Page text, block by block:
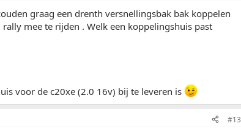
graag een drenth versnellingsbak bak koppelen
mee te rijden . Welk een koppelingshuis past
voor de c20xe (2.0 16v) bij te leveren is
#13